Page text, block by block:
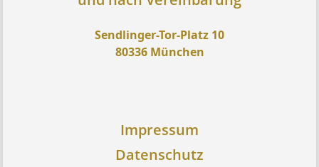
Sendlinger-Tor-Platz 10
80336 München
Impressum
Datenschutz